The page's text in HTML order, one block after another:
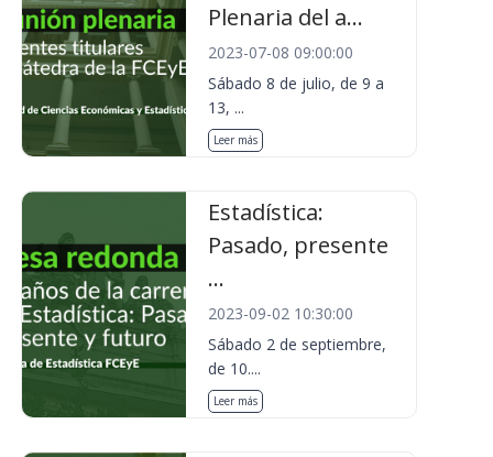
Plenaria del a...
2023-07-08 09:00:00
Sábado 8 de julio, de 9 a
13, ...
Leer más
Estadística:
Pasado, presente
...
2023-09-02 10:30:00
Sábado 2 de septiembre,
de 10....
Leer más